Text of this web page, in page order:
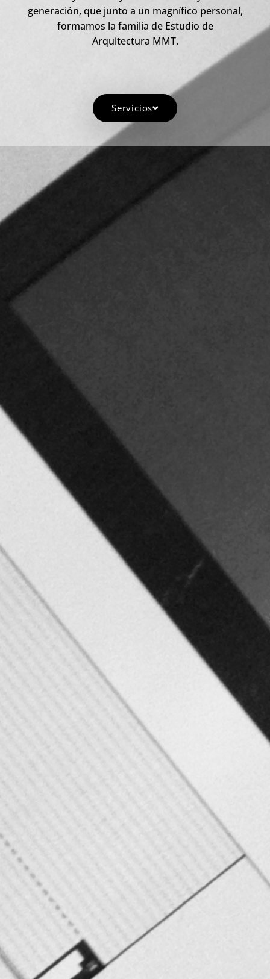
generación, que junto a un magnífico personal,
formamos la familia de Estudio de
Arquitectura MMT.
Servicios